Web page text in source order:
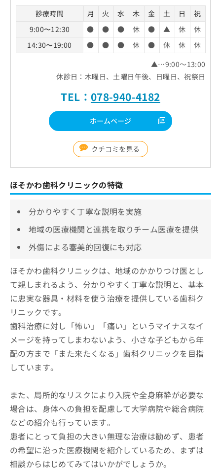
診療時間 月 火 水 木 金 土 日
祝
9:00〜12:30
● ● ● 休 ● ▲ 休
休
14:30〜19:00
● ● ● 休 ● 休 休
休
▲…9:00～13:00
休診日：木曜日、土曜日午後、日曜日、祝祭日
TEL： 078-940-4182
ホームページ
クチコミを見る
ほそかわ歯科クリニックの特徴
分かりやすく丁寧な説明を実施
地域の医療機関と連携を取りチーム医療を提供
外傷による審美的回復にも対応
ほそかわ歯科クリニックは、地域のかかりつけ医とし
て親しまれるよう、分かりやすく丁寧な説明と、基本
に忠実な器具・材料を使う治療を提供している歯科ク
リニックです。
歯科治療に対し「怖い」「痛い」というマイナスなイ
メージを持ってしまわないよう、小さな子どもから年
配の方まで「また来たくなる」歯科クリニックを目指
しています。
また、局所的なリスクにより入院や全身麻酔が必要な
場合は、身体への負担を配慮して大学病院や総合病院
などの紹介も行っています。
患者にとって負担の大きい無理な治療は勧めず、患者
の希望に沿った医療機関を紹介しているため、まずは
相談からはじめてみてはいかがでしょうか。